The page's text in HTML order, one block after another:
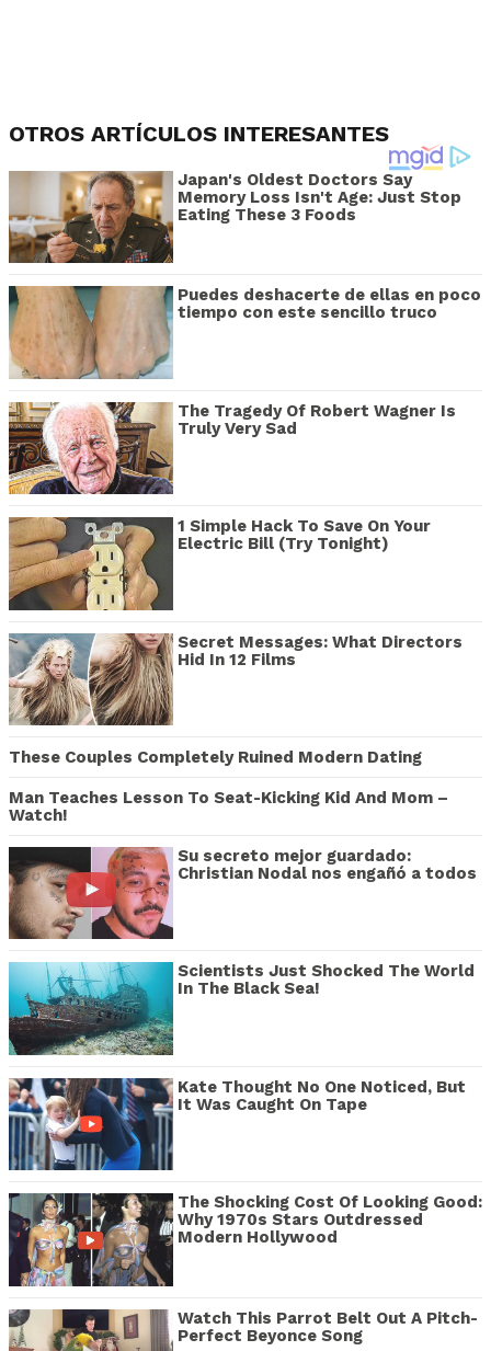
OTROS ARTÍCULOS INTERESANTES
Japan's Oldest Doctors Say
Memory Loss Isn't Age: Just Stop
Eating These 3 Foods
Puedes deshacerte de ellas en poco
tiempo con este sencillo truco
The Tragedy Of Robert Wagner Is
Truly Very Sad
1 Simple Hack To Save On Your
Electric Bill (Try Tonight)
Secret Messages: What Directors
Hid In 12 Films
These Couples Completely Ruined Modern Dating
Man Teaches Lesson To Seat-Kicking Kid And Mom –
Watch!
Su secreto mejor guardado:
Christian Nodal nos engañó a todos
Scientists Just Shocked The World
In The Black Sea!
Kate Thought No One Noticed, But
It Was Caught On Tape
The Shocking Cost Of Looking Good:
Why 1970s Stars Outdressed
Modern Hollywood
Watch This Parrot Belt Out A Pitch-
Perfect Beyonce Song